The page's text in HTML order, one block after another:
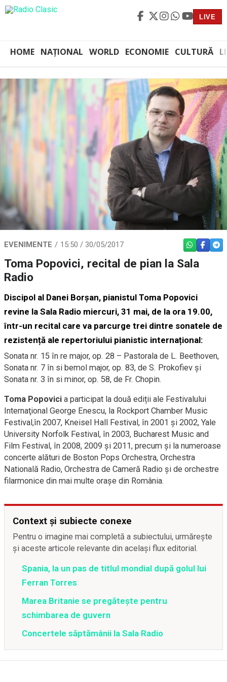
LIVE
HOME NAȚIONAL WORLD ECONOMIE CULTURĂ
EVENIMENTE 15:50 / 30/05/2017 WHATSAPP
Toma Popovici, recital de pian la Sala
Radio
Discipol al Danei Borșan, pianistul Toma Popovici
revine la Sala Radio miercuri, 31 mai, de la ora 19.00,
într-un recital care va parcurge trei dintre sonatele de
rezistență ale repertoriului pianistic internațional:
Sonata nr. 15 în re major, op. 28 – Pastorala de L. Beethoven,
Sonata nr. 7 în si bemol major, op. 83, de S. Prokofiev și
Sonata nr. 3 în si minor, op. 58, de Fr. Chopin.
Toma Popovici a participat la două ediții ale Festivalului
Internaţional George Enescu, la Rockport Chamber Music
Festival,în 2007, Kneisel Hall Festival, în 2001 şi 2002, Yale
University Norfolk Festival, în 2003, Bucharest Music and
Film Festival, în 2008, 2009 şi 2011, precum şi la numeroase
concerte alături de Boston Pops Orchestra, Orchestra
Natională Radio, Orchestra de Cameră Radio și de orchestre
filarmonice din mai multe orașe din România.
Context și subiecte conexe
Pentru o imagine mai completă a subiectului, urmărește
și aceste articole relevante din același flux editorial.
Spania, la un pas de titlul mondial după golul lui
Ferran Torres
Marea Britanie se pregătește pentru
schimbarea de guvern
Concertele săptămânii la Sala Radio